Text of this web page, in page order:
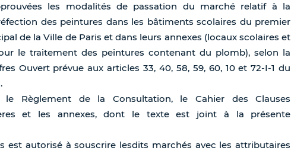
les modalités de passation du marché relatif à la
des peintures dans les bâtiments scolaires du premier
de la Ville de Paris et dans leurs annexes (locaux scolaires et
le traitement des peintures contenant du plomb), selon la
Ouvert prévue aux articles 33, 40, 58, 59, 60, 10 et 72-I-1 du
Règlement de la Consultation, le Cahier des Clauses
et les annexes, dont le texte est joint à la présente
est autorisé à souscrire lesdits marchés avec les attributaires